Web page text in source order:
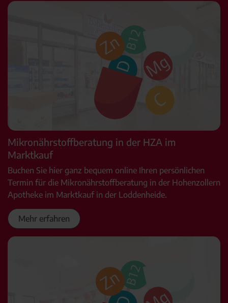
Mikronährstoffberatung in der HZA im
Marktkauf
Buchen Sie hier ganz bequem online Ihren persönlichen
Termin für die Mikronährstoffberatung in der Hohenzollern
Apotheke im Marktkauf in der Loddenheide.
Mehr erfahren